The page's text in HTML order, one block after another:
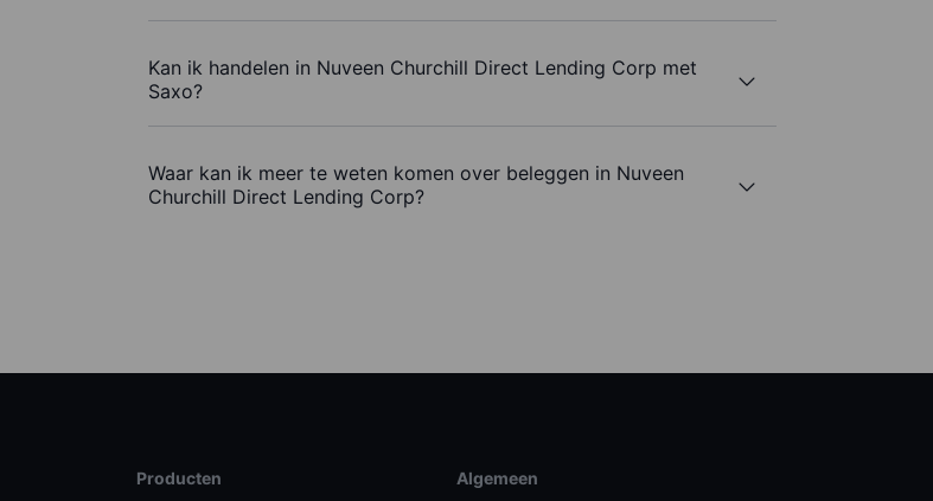
Kan ik handelen in Nuveen Churchill Direct Lending Corp met
Saxo?
Waar kan ik meer te weten komen over beleggen in Nuveen
Churchill Direct Lending Corp?
Producten Algemeen